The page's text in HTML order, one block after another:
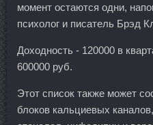
момент остаются одни,
психолог и писатель Брэд
Доходность - 120000 в
600000 руб.
Этот список также может
блоков кальциевых